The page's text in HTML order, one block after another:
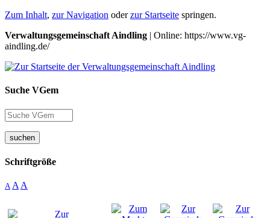
Zum Inhalt, zur Navigation oderzur Startseite springen.
Verwaltungsgemeinschaft Aindling | Online: https://www.vg-
aindling.de/
Suche VGem
suchen
Schriftgröße
A A A